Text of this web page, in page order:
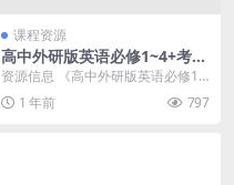
课程资源
高中外研版英语必修1~4+考试
技巧78讲全套视频
资源信息 《高中外研版英语必修1~
4+考试技巧78讲全套视频》是一套
专为高中学生...
1 年前 797